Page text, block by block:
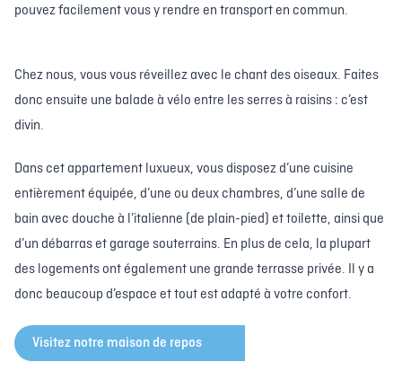
pouvez facilement vous y rendre en transport en commun.
Chez nous, vous vous réveillez avec le chant des oiseaux. Faites
donc ensuite une balade à vélo entre les serres à raisins : c’est
divin.
Dans cet appartement luxueux, vous disposez d’une cuisine
entièrement équipée, d’une ou deux chambres, d’une salle de
bain avec douche à l’italienne (de plain-pied) et toilette, ainsi que
d’un débarras et garage souterrains. En plus de cela, la plupart
des logements ont également une grande terrasse privée. Il y a
donc beaucoup d’espace et tout est adapté à votre confort.
Visitez notre maison de repos